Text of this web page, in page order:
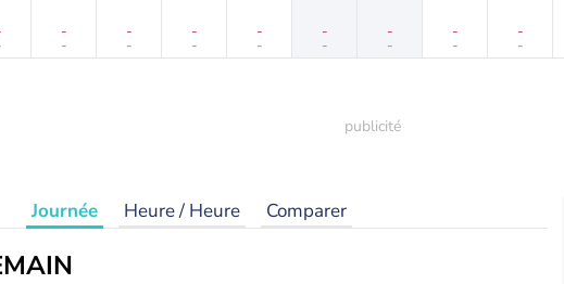
-
-
-
-
-
-
-
-
-
-
-
-
-
-
-
-
Journée Heure / Heure Comparer